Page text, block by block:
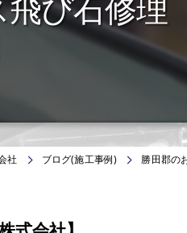
び石修
社 ブログ(施工事例) 勝田郡の